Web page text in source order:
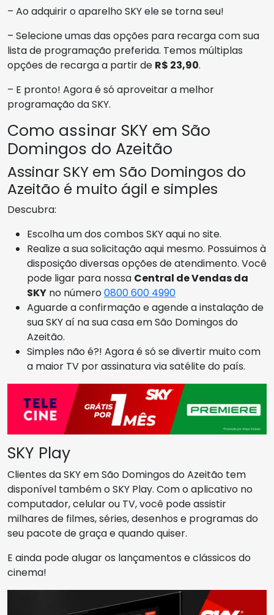
– Ao adquirir o aparelho SKY ele se torna seu!
– Selecione umas das opções para recarga com sua
lista de programação preferida. Temos múltiplas
opções de recarga a partir de R$ 23,90.
– E pronto! Agora é só aproveitar a melhor
programação da SKY.
Como assinar SKY em São
Domingos do Azeitão
Assinar SKY em São Domingos do
Azeitão é muito ágil e simples
Descubra:
Escolha um dos combos SKY aqui no site.
Realize a sua solicitação aqui mesmo. Possuimos à
disposição diversas opções de atendimento. Você
pode ligar para nossa Central de Vendas da
SKY no número0800 600 4990
Aguarde a confirmação e agende a instalação de
sua SKY aí na sua casa em São Domingos do
Azeitão.
Simples não é?! Agora é só se divertir muito com
a maior TV por assinatura via satélite do país.
SKY Play
Clientes da SKY em São Domingos do Azeitão tem
disponível também o SKY Play. Com o aplicativo no
computador, celular ou TV, você pode assistir
milhares de filmes, séries, desenhos e programas do
seu pacote de graça e quando quiser.
E ainda pode alugar os lançamentos e clássicos do
cinema!